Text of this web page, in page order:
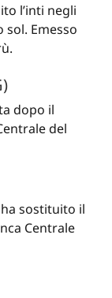
l’inti negli
sol. Emesso
dopo il
del
sostituito il
Centrale